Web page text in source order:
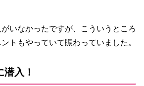
いなかったですが、こういうところ
トもやっていて賑わっていました。
入！